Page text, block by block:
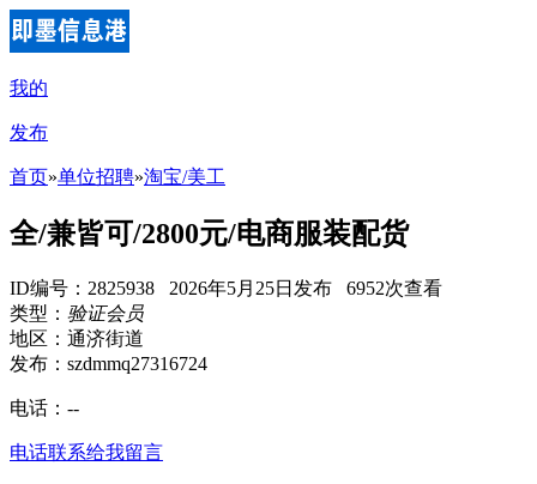
我的
发布
首页»单位招聘»淘宝/美工
全/兼皆可/2800元/电商服装配货
ID编号：2825938 2026年5月25日发布 6952次查看
类型： 验证会员
地区：通济街道
发布：szdmmq27316724
电话： --
电话联系给我留言